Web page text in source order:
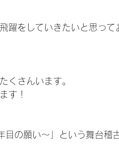
躍をしていきたいと思って
くさんいます。
す！
の願い〜」という舞台稽